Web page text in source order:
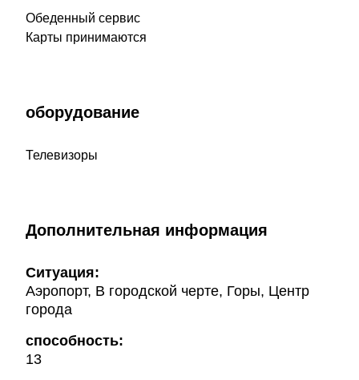
Обеденный сервис
Карты принимаются
оборудование
Телевизоры
Дополнительная информация
Ситуация:
Аэропорт, В городской черте, Горы, Центр
города
способность:
13